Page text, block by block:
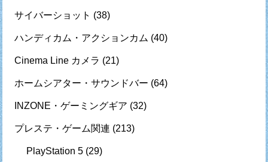
サイバーショット (38)
ハンディカム・アクションカム (40)
Cinema Line カメラ (21)
ホームシアター・サウンドバー (64)
INZONE・ゲーミングギア (32)
プレステ・ゲーム関連 (213)
PlayStation 5 (29)